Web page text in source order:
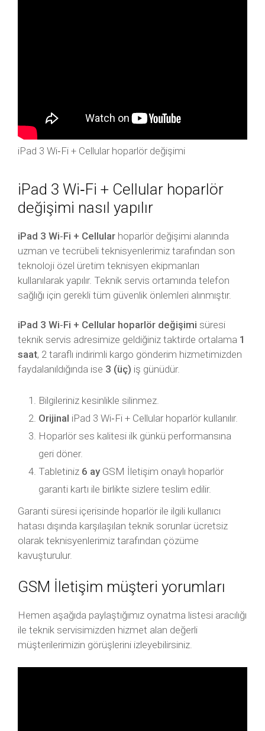
iPad 3 Wi‑Fi + Cellular hoparlör değişimi
iPad 3 Wi‑Fi + Cellular hoparlör
değişimi nasıl yapılır
iPad 3 Wi‑Fi + Cellular hoparlör değişimi alanında
uzman ve tecrübeli teknisyenlerimiz tarafından son
teknoloji özel üretim teknisyen ekipmanları
kullanılarak yapılır. Teknik servis ortamında telefon
sağlığı için gerekli tüm güvenlik önlemleri alınmıştır.
iPad 3 Wi‑Fi + Cellular hoparlör değişimi süresi
teknik servis adresimize geldiğiniz taktirde ortalama 1
saat, 2 taraflı indirimli kargo gönderim hizmetimizden
faydalanıldığında ise 3 (üç) iş günüdür.
Bilgileriniz kesinlikle silinmez.
Orijinal iPad 3 Wi‑Fi + Cellular hoparlör kullanılır.
Hoparlör ses kalitesi ilk günkü performansına
geri döner.
Tabletiniz 6 ayGSM İletişim onaylı hoparlör
garanti kartı ile birlikte sizlere teslim edilir.
Garanti süresi içerisinde hoparlör ile ilgili kullanıcı
hatası dışında karşılaşılan teknik sorunlar ücretsiz
olarak teknisyenlerimiz tarafından çözüme
kavuşturulur.
GSM İletişim müşteri yorumları
Hemen aşağıda paylaştığımız oynatma listesi aracılığı
ile teknik servisimizden hizmet alan değerli
müşterilerimizin görüşlerini izleyebilirsiniz.